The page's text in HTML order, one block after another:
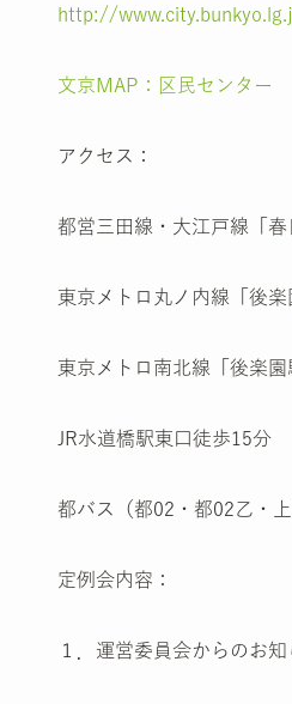
http://
文京MAP：区民センター
アクセス：
都営三田線・大江戸線「
東京メトロ丸ノ内線「後
東京メトロ南北線「後楽
JR水道橋駅東口徒歩15分
都バス（都02・都02乙・
定例会内容：
１．運営委員会からのお知